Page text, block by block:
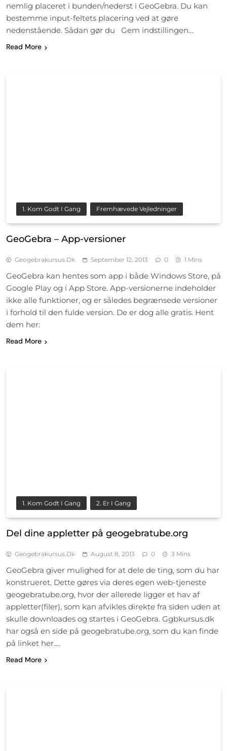
nemlig placeret i bunden/nederst i GeoGebra. Du kan
bestemme input-feltets placering ved at gøre
nedenstående. Sådan gør du Gem indstillingen…
Read More
1. Kom Godt I Gang Fremhævede Vejledninger
GeoGebra – App-versioner
Geogebrakursus.dk September 12, 2013 0 1 Mins
GeoGebra kan hentes som app i både Windows Store, på
Google Play og i App Store. App-versionerne indeholder
ikke alle funktioner, og er således begrænsede versioner
i forhold til den fulde version. De er dog alle gratis. Hent
dem her:
Read More
1. Kom Godt I Gang 2. Er I Gang
Del dine appletter på geogebratube.org
Geogebrakursus.dk August 8, 2013 0 3 Mins
GeoGebra giver mulighed for at dele de ting, som du har
konstrueret. Dette gøres via deres egen web-tjeneste
geogebratube.org, hvor der allerede ligger et hav af
appletter(filer), som kan afvikles direkte fra siden uden at
skulle downloades og startes i GeoGebra. Ggbkursus.dk
har også en side på geogebratube.org, som du kan finde
på linket her….
Read More